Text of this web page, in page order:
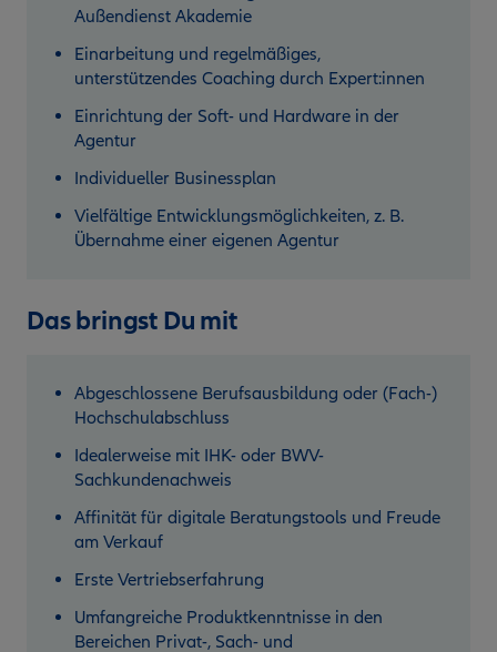
Außendienst Akademie
Einarbeitung und regelmäßiges,
unterstützendes Coaching durch Expert:innen
Einrichtung der Soft- und Hardware in der
Agentur
Individueller Businessplan
Vielfältige Entwicklungsmöglichkeiten, z. B.
Übernahme einer eigenen Agentur
Das bringst Du mit
Abgeschlossene Berufsausbildung oder (Fach-)
Hochschulabschluss
Idealerweise mit IHK- oder BWV-
Sachkundenachweis
Affinität für digitale Beratungstools und Freude
am Verkauf
Erste Vertriebserfahrung
Umfangreiche Produktkenntnisse in den
Bereichen Privat-, Sach- und